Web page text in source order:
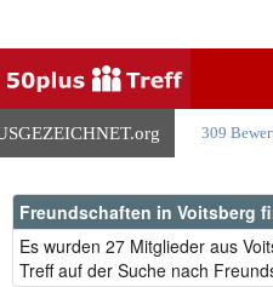
.org 309
Freundschaften in Voitsberg
Es wurden 27 Mitglieder aus
Treff auf der Suche nach